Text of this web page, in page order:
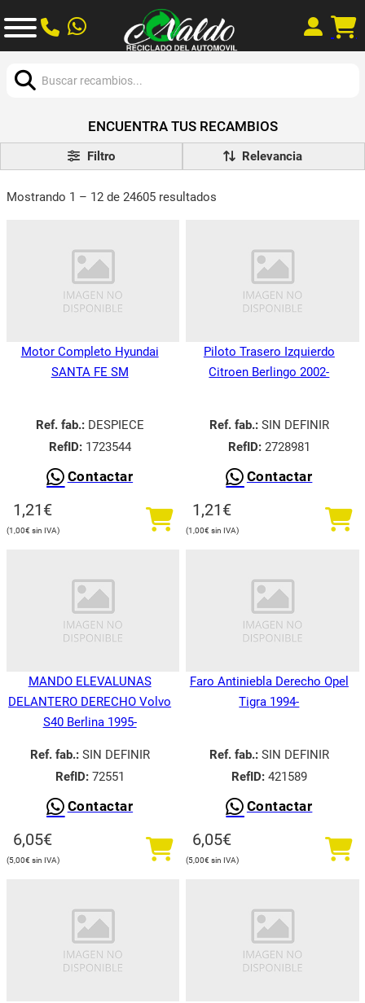
ENCUENTRA TUS RECAMBIOS
Filtro
Mostrando 1 – 12 de 24605 resultados
Motor Completo Hyundai
SANTA FE SM
Ref. fab.:DESPIECE
RefID:1723544
Contactar
1,21€
1,00€
Piloto Trasero Izquierdo
Citroen Berlingo 2002-
Ref. fab.:SIN DEFINIR
RefID:2728981
Contactar
1,21€
1,00€
MANDO ELEVALUNAS
DELANTERO DERECHO Volvo
S40 Berlina 1995-
Ref. fab.:SIN DEFINIR
RefID:72551
Contactar
6,05€
5,00€
Faro Antiniebla Derecho Opel
Tigra 1994-
Ref. fab.:SIN DEFINIR
RefID:421589
Contactar
6,05€
5,00€